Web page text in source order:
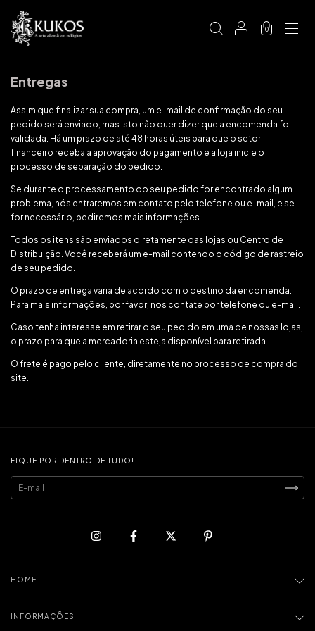
0
Entregas
Assim que finalizar sua compra, um e-mail de confirmação do seu
pedido será enviado, mas isto não quer dizer que a encomenda foi
validada. Há um prazo de até 48 horas úteis para que o setor
financeiro receba a aprovação do pagamento e a loja inicie o
processo de separação do pedido.
Se durante o processamento do seu pedido for encontrado algum
problema, nós entraremos em contato pelo telefone ou e-mail, e se
for necessário, pediremos mais informações.
Todos os itens são enviados diretamente das lojas ou Centro de
Distribuição. Você receberá um e-mail contendo o código de rastreio
de seu pedido.
O prazo de entrega varia de acordo com o destino da encomenda.
Para mais informações, por favor, nos contate por telefone ou e-mail.
Caso tenha interesse em retirar o seu pedido em uma de nossas lojas,
o prazo para que a mercadoria esteja disponível para retirada.
O frete é pago pelo cliente, diretamente no processo de compra do
site.
FIQUE POR DENTRO DE TUDO!
HOME
INFORMAÇÕES